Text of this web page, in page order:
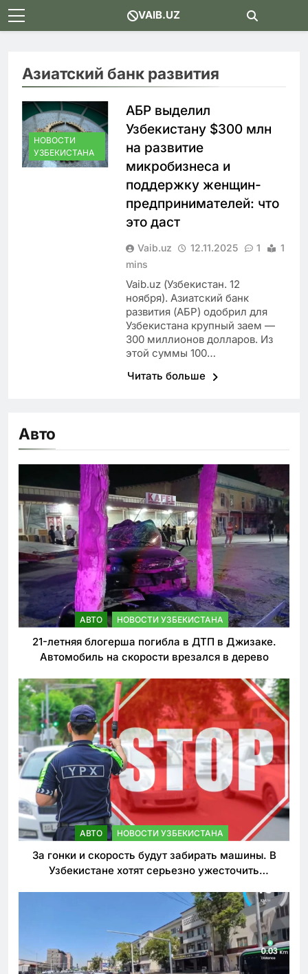
Skip
to
VAIB.UZ
Азиатский банк развития
НОВОСТИ
УЗБЕКИСТАНА
АБР выделил
Узбекистану $300 млн
на развитие
микробизнеса и
поддержку женщин-
предпринимателей: что
это даст
Vaib.uz 12.11.2025 1
1
mins
Vaib.uz (Узбекистан. 12
ноября). Азиатский банк
развития (АБР) одобрил для
Узбекистана крупный заем —
300 миллионов долларов. Из
этой суммы 100…
Читать больше
Авто
АВТО НОВОСТИ УЗБЕКИСТАНА
21-летняя блогерша погибла в ДТП в Джизаке.
Автомобиль на скорости врезался в дерево
АВТО НОВОСТИ УЗБЕКИСТАНА
За гонки и скорость будут забирать машины. В
Узбекистане хотят серьезно ужесточить